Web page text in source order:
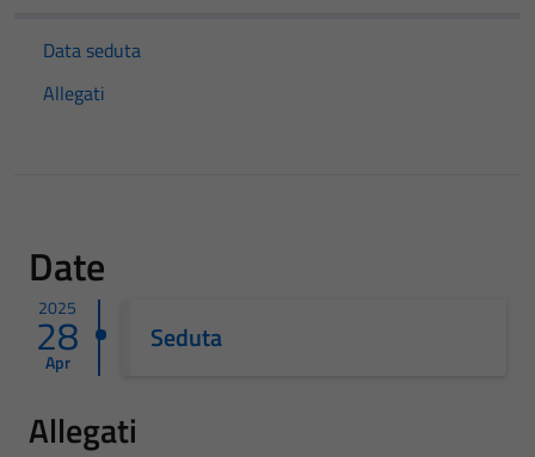
Data seduta
Allegati
Date
2025
28
Apr
Seduta
Allegati